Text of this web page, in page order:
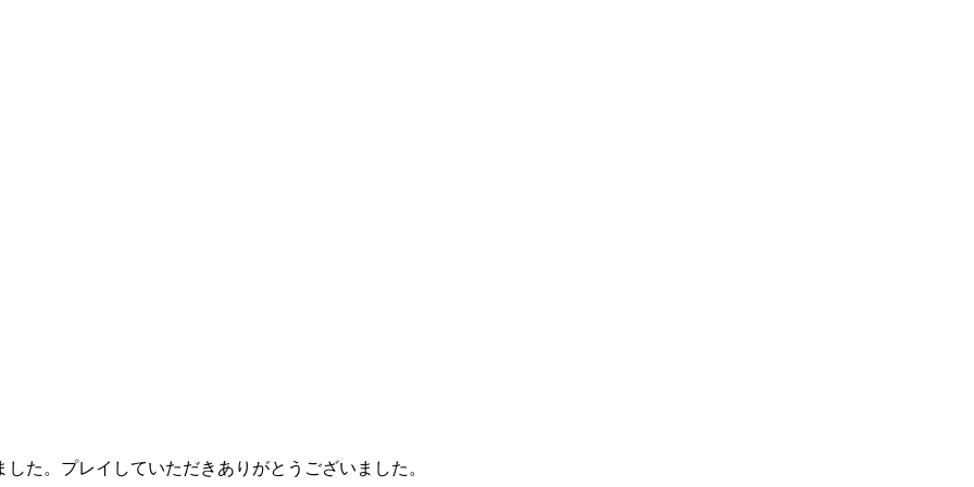
た。プレイしていただきありがとうございました。